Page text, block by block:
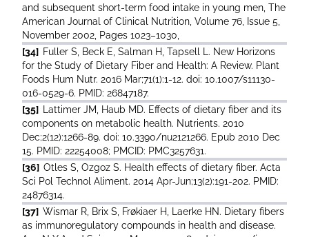
and subsequent short-term food intake in young men, The
American Journal of Clinical Nutrition, Volume 76, Issue 5,
November 2002, Pages 1023–1030,
[34] Fuller S, Beck E, Salman H, Tapsell L. New Horizons
for the Study of Dietary Fiber and Health: A Review. Plant
Foods Hum Nutr. 2016 Mar;71(1):1-12. doi: 10.1007/s11130-
016-0529-6. PMID: 26847187.
[35]
Lattimer JM, Haub MD. Effects of dietary fiber and its
components on metabolic health. Nutrients. 2010
Dec;2(12):1266-89. doi: 10.3390/nu2121266. Epub 2010 Dec
15. PMID: 22254008; PMCID: PMC3257631.
[36] Otles S, Ozgoz S. Health effects of dietary fiber. Acta
Sci Pol Technol Aliment. 2014 Apr-Jun;13(2):191-202. PMID:
24876314.
[37] Wismar R, Brix S, Frøkiaer H, Laerke HN. Dietary fibers
as immunoregulatory compounds in health and disease.